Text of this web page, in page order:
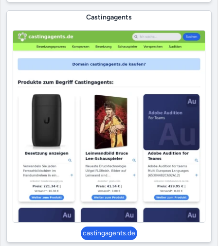
Castingagents
castingagents.de